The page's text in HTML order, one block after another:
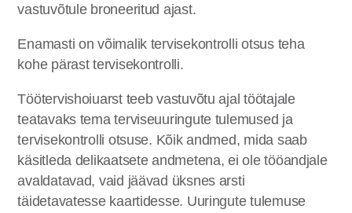
vastuvõtule broneeritud ajast.
Enamasti on võimalik tervisekontrolli otsus teha
kohe pärast tervisekontrolli.
Töötervishoiuarst teeb vastuvõtu ajal töötajale
teatavaks tema terviseuuringute tulemused ja
tervisekontrolli otsuse. Kõik andmed, mida saab
käsitleda delikaatsete andmetena, ei ole tööandjale
avaldatavad, vaid jäävad üksnes arsti
täidetavatesse kaartidesse. Uuringute tulemuse